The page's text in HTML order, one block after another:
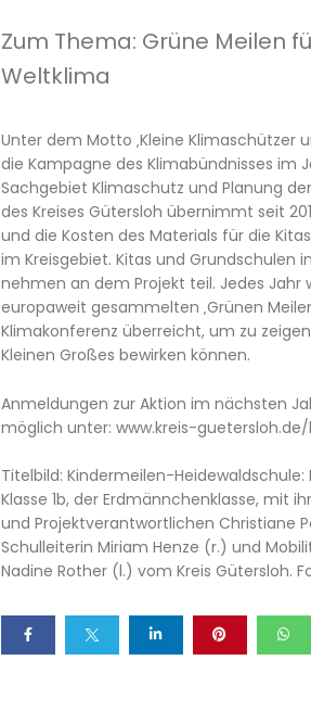
Zum Thema: Grüne Meilen
Weltklima
Unter dem Motto ‚Kleine Klimaschützer
die Kampagne des Klimabündnisses im
Sachgebiet Klimaschutz und Planung
des Kreises Gütersloh übernimmt seit
und die Kosten des Materials für die
im Kreisgebiet. Kitas und Grundschulen
nehmen an dem Projekt teil. Jedes Jahr
europaweit gesammelten ‚Grünen
Klimakonferenz überreicht, um zu
Kleinen Großes bewirken können.
Anmeldungen zur Aktion im nächsten
möglich unter: www.kreis-
Titelbild: Kindermeilen-Heidewaldschule:
Klasse 1b, der Erdmännchenklasse, mit
und Projektverantwortlichen Christiane
Schulleiterin Miriam Henze (r.) und
Nadine Rother (l.) vom Kreis Gütersloh.